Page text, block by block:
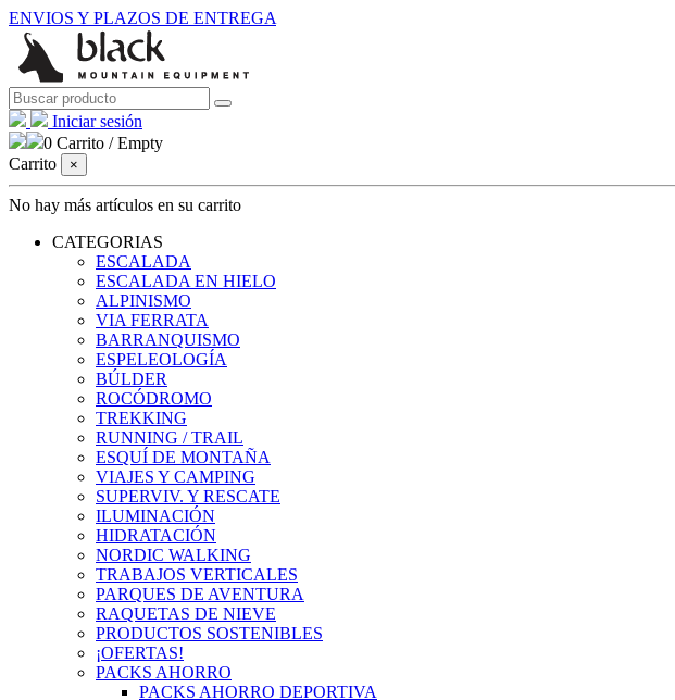
ENVIOS Y PLAZOS DE ENTREGA
Iniciar sesión
0 Carrito /Empty
Carrito
×
No hay más artículos en su carrito
CATEGORIAS
ESCALADA
ESCALADA EN HIELO
ALPINISMO
VIA FERRATA
BARRANQUISMO
ESPELEOLOGÍA
BÚLDER
ROCÓDROMO
TREKKING
RUNNING / TRAIL
ESQUÍ DE MONTAÑA
VIAJES Y CAMPING
SUPERVIV. Y RESCATE
ILUMINACIÓN
HIDRATACIÓN
NORDIC WALKING
TRABAJOS VERTICALES
PARQUES DE AVENTURA
RAQUETAS DE NIEVE
PRODUCTOS SOSTENIBLES
¡OFERTAS!
PACKS AHORRO
PACKS AHORRO DEPORTIVA